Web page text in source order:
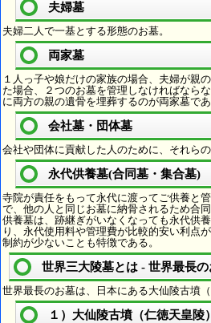
夫婦墓
夫婦二人で一基とする形態のお墓。
両家墓
１人っ子や娘だけの家族の場合、夫婦が親
た場合、２つのお墓を管理しなければなら
に両方の親の遺骨を埋葬するのが両家墓であ
会社墓・団体墓
会社や団体に貢献した人のために、それら
永代供養墓(合同墓・集合墓)
寺院が責任をもって永代に渡ってご供養と
で、他の人と同じお墓に納骨されるため合
供養墓は、跡継ぎがいなくなっても永代供
り、永代使用料や管理費が比較的安い利点
制約が少ないことも特徴である。
世界三大陵墓とは - 世界最長
世界最長のお墓は、日本にある大仙陵古墳
１）大仙陵古墳（仁徳天皇陵）